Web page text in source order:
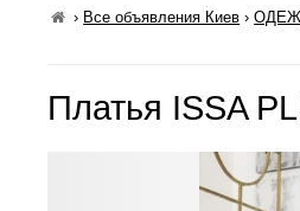
› Все объявления Киев ›
Платья ISSA